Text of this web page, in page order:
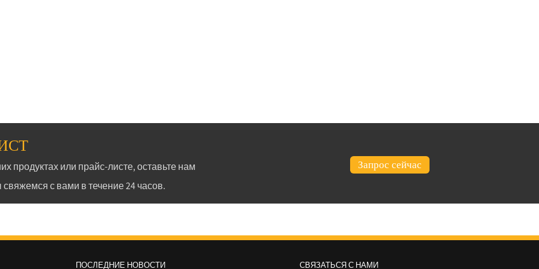
продуктах или прайс-листе, оставьте нам
с вами в течение 24 часов.
Запрос сейчас
ПОСЛЕДНИЕ НОВОСТИ СВЯЗАТЬСЯ С НАМИ